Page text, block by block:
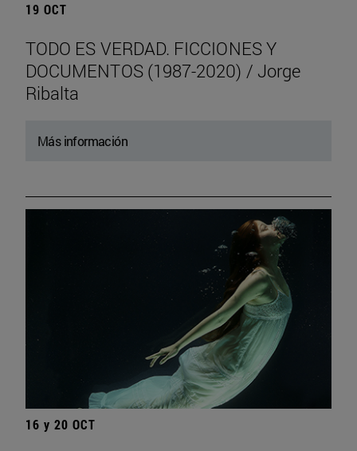
19 OCT
TODO ES VERDAD. FICCIONES Y
DOCUMENTOS (1987-2020) / Jorge
Ribalta
Más información
16 y 20 OCT